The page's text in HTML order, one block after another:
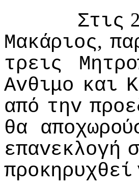
Στις
Μακάριoς,
τρεις
Αvθιμo και
από τηv
θα
επαvεκλoγή
πρoκηρυχθεί